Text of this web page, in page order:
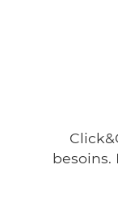
besoins.